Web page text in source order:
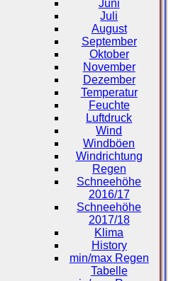
Juni
Juli
August
September
Oktober
November
Dezember
Temperatur
Feuchte
Luftdruck
Wind
Windböen
Windrichtung
Regen
Schneehöhe
2016/17
Schneehöhe
2017/18
Klima
History
min/max Regen
Tabelle